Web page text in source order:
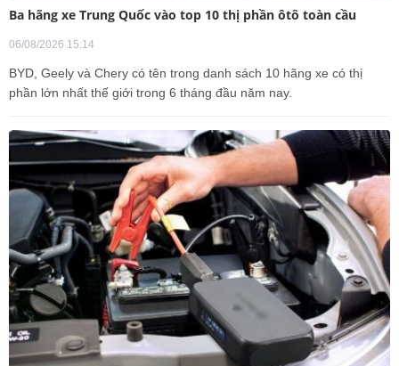
Ba hãng xe Trung Quốc vào top 10 thị phần ôtô toàn cầu
06/08/2026 15:14
BYD, Geely và Chery có tên trong danh sách 10 hãng xe có thị
phần lớn nhất thế giới trong 6 tháng đầu năm nay.